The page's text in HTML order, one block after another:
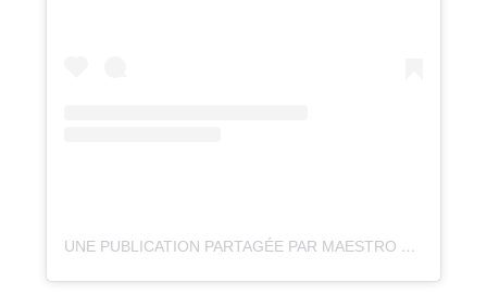
UNE PUBLICATION PARTAGÉE PAR MAESTRO RISTORANTE – PIZZERIA (@MAESTRO_RISTORANTE_EPAGNY)